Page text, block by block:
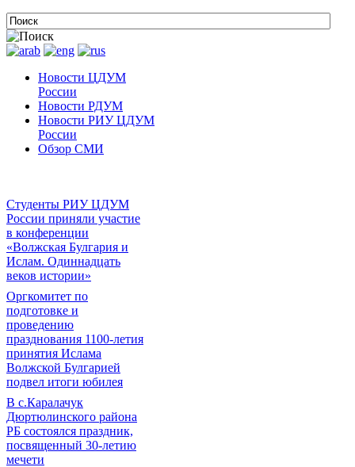
Новости ЦДУМ
России
Новости РДУМ
Новости РИУ ЦДУМ
России
Обзор СМИ
Студенты РИУ ЦДУМ
России приняли участие
в конференции
«Волжская Булгария и
Ислам. Одиннадцать
веков истории»
Оргкомитет по
подготовке и
проведению
празднования 1100-летия
принятия Ислама
Волжской Булгарией
подвел итоги юбилея
В с.Каралачук
Дюртюлинского района
РБ состоялся праздник,
посвященный 30-летию
мечети